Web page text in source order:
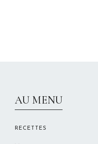
AU MENU
RECETTES